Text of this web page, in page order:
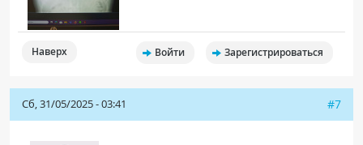
Наверх Войти Зарегистрироваться
Сб, 31/05/2025 - 03:41 #7